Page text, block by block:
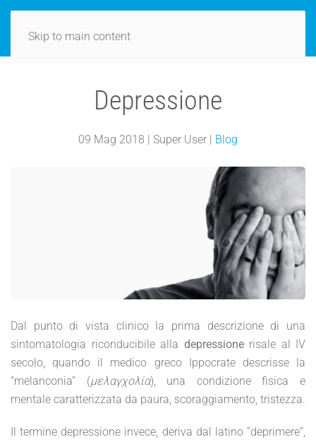
Skip to main content
Depressione
09 Mag 2018 | Super User | Blog
Dal punto di vista clinico la prima descrizione di una
sintomatologia riconducibile alla depressionerisale al IV
secolo, quando il medico greco Ippocrate descrisse la
“melanconia” (μελαγχολία), una condizione fisica e
mentale caratterizzata da paura, scoraggiamento, tristezza.
Il termine depressione invece, deriva dal latino “deprimere”,